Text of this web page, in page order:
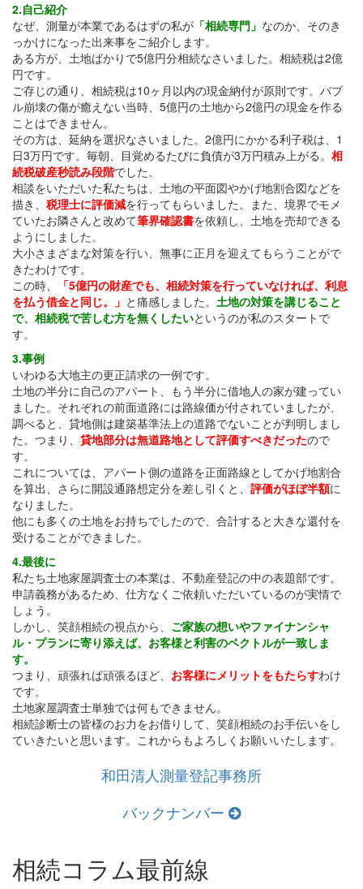
2.自己紹介
なぜ、測量が本業であるはずの私が 「相続専門」 なのか、そのき
っかけになった出来事をご紹介します。
ある方が、土地ばかりで5億円分相続なさいました。相続税は2億
円です。
ご存じの通り、相続税は10ヶ月以内の現金納付が原則です。バブ
ル崩壊の傷が癒えない当時、5億円の土地から2億円の現金を作る
ことはできません。
その方は、延納を選択なさいました。2億円にかかる利子税は、1
日3万円です。毎朝、目覚めるたびに負債が3万円積み上がる。 相
続税破産秒読み段階でした。
相談をいただいた私たちは、土地の平面図やかげ地割合図などを
描き、 税理士に評価減を行ってもらいました。また、境界でモメ
ていたお隣さんと改めて筆界確認書を依頼し、土地を売却できる
ようにしました。
大小さまざまな対策を行い、無事に正月を迎えてもらうことがで
きたわけです。
この時、
「5億円の財産でも、相続対策を行っていなければ、利息
を払う借金と同じ。」 と痛感しました。 土地の対策を講じること
で、相続税で苦しむ方を無くしたいというのが私のスタートで
す。
3.事例
いわゆる大地主の更正請求の一例です。
土地の半分に自己のアパート、もう半分に借地人の家が建ってい
ました。それぞれの前面道路には路線価が付されていましたが、
調べると、貸地側は建築基準法上の道路でないことが判明しまし
た。つまり、 貸地部分は無道路地として評価すべきだったので
す。
これについては、アパート側の道路を正面路線としてかげ地割合
を算出、さらに開設通路想定分を差し引くと、 評価がほぼ半額に
なりました。
他にも多くの土地をお持ちでしたので、合計すると大きな還付を
受けることができました。
4.最後に
私たち土地家屋調査士の本業は、不動産登記の中の表題部です。
申請義務があるため、仕方なくご依頼いただいているのが実情で
しょう。
しかし、笑顔相続の視点から、 ご家族の想いやファイナンシャ
ル・プランに寄り添えば、お客様と利害のベクトルが一致しま
す。
つまり、頑張れば頑張るほど、 お客様にメリットをもたらすわけ
です。
土地家屋調査士単独では何もできません。
相続診断士の皆様のお力をお借りして、笑顔相続のお手伝いをし
ていきたいと思います。これからもよろしくお願いいたします。
和田清人測量登記事務所
バックナンバー
相続コラム最前線